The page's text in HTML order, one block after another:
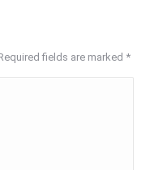
fields are marked *